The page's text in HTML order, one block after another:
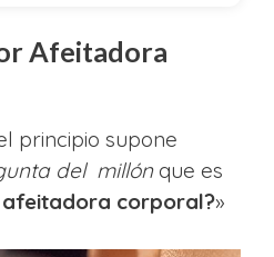
Afeitadora
principio supone
del millónque es
corporal?»